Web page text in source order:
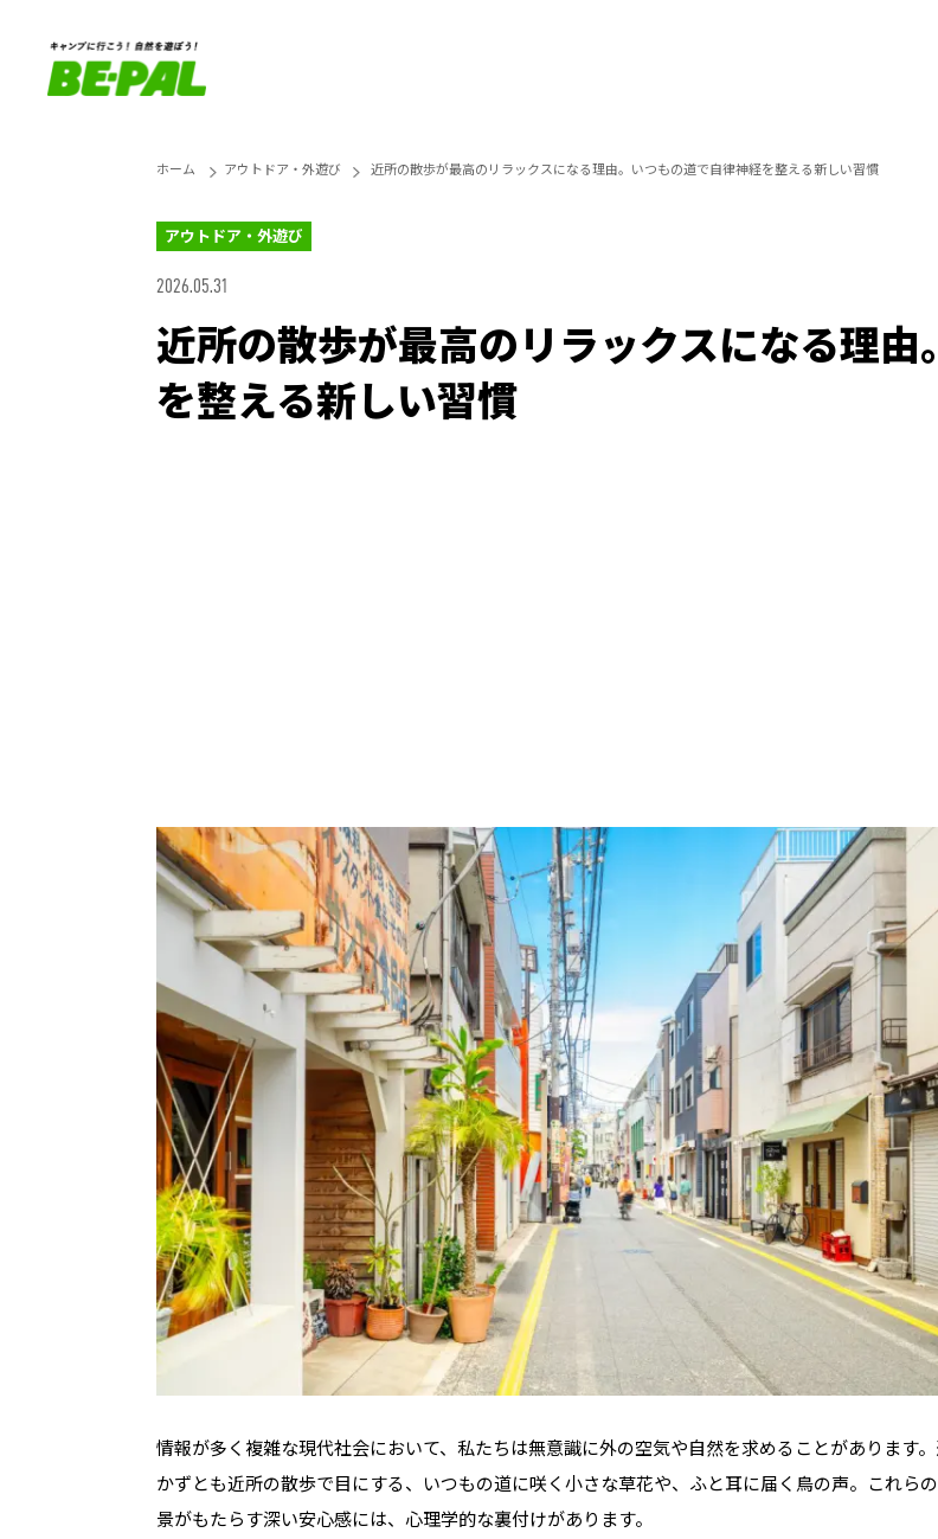
ホーム アウトドア・外遊び 近所の散歩が最高のリラックスになる理由。いつもの道で自律神経を整える新しい習慣
アウトドア・外遊び
2026.05.31
近所の散歩が最高のリラックスになる理
を整える新しい習慣
情報が多く複雑な現代社会において、私たちは無意識に外の空気や自然を求めることがあります
かずとも近所の散歩で目にする、いつもの道に咲く小さな草花や、ふと耳に届く鳥の声。これら
景がもたらす深い安心感には、心理学的な裏付けがあります。